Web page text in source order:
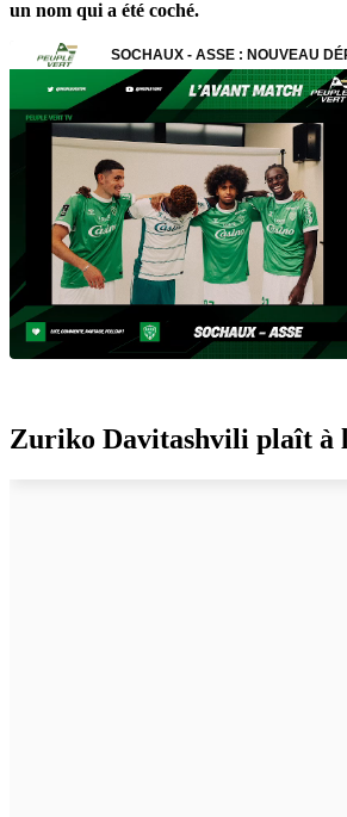
un nom qui a été coché.
Zuriko Davitashvili plaît à